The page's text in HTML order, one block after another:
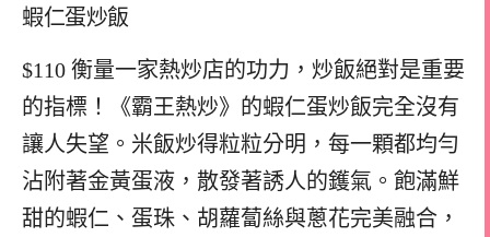
蝦仁蛋炒飯
$110 衡量一家熱炒店的功力，炒飯絕對是重要
的指標！《霸王熱炒》的蝦仁蛋炒飯完全沒有
讓人失望。米飯炒得粒粒分明，每一顆都均勻
沾附著金黃蛋液，散發著誘人的鑊氣。飽滿鮮
甜的蝦仁、蛋珠、胡蘿蔔絲與蔥花完美融合，